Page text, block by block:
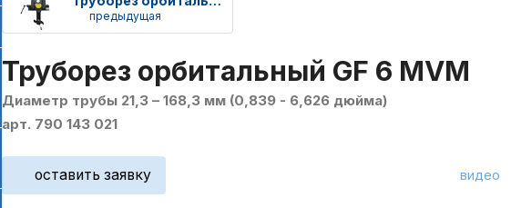
предыдущая
Труборез орбитальный GF 6 MVM
Диаметр трубы 21,3 – 168,3 мм (0,839 - 6,626 дюйма)
арт. 790 143 021
оставить заявку видео